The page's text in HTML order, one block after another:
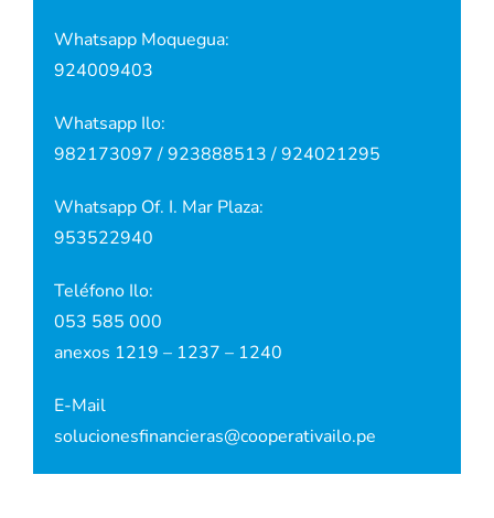
Whatsapp Moquegua:
924009403
Whatsapp Ilo:
982173097 / 923888513 / 924021295
Whatsapp Of. I. Mar Plaza:
953522940
Teléfono Ilo:
053 585 000
anexos 1219 – 1237 – 1240
E-Mail
solucionesfinancieras@cooperativailo.pe